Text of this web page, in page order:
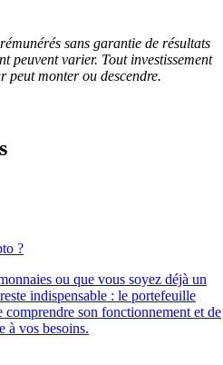
sans garantie de résultats
peuvent varier. Tout investissement
peut monter ou descendre.
?
ou que vous soyez déjà un
indispensable : le portefeuille
son fonctionnement et de
à vos besoins.